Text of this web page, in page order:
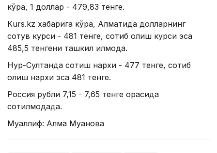
кўра, 1 доллар - 479,83 тенге.
Кurs.kz хабарига кўра, Алматида долларнинг
сотув курси - 481 тенге, сотиб олиш курси эса
485,5 тенгени ташкил қилмоқда.
Нур-Султанда сотиш нархи - 477 тенге, сотиб
олиш нархи эса 481 тенге.
Россия рубли 7,15 - 7,65 тенге орасида
сотилмоқдада.
Муаллиф: Алма Муқанова